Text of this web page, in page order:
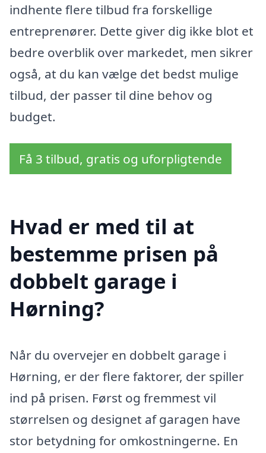
indhente flere tilbud fra forskellige
entreprenører. Dette giver dig ikke blot et
bedre overblik over markedet, men sikrer
også, at du kan vælge det bedst mulige
tilbud, der passer til dine behov og
budget.
Få 3 tilbud, gratis og uforpligtende
Hvad er med til at
bestemme prisen på
dobbelt garage i
Hørning?
Når du overvejer en dobbelt garage i
Hørning, er der flere faktorer, der spiller
ind på prisen. Først og fremmest vil
størrelsen og designet af garagen have
stor betydning for omkostningerne. En